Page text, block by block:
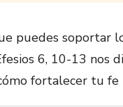
puedes soportar
6, 10-13 nos
fortalecer tu